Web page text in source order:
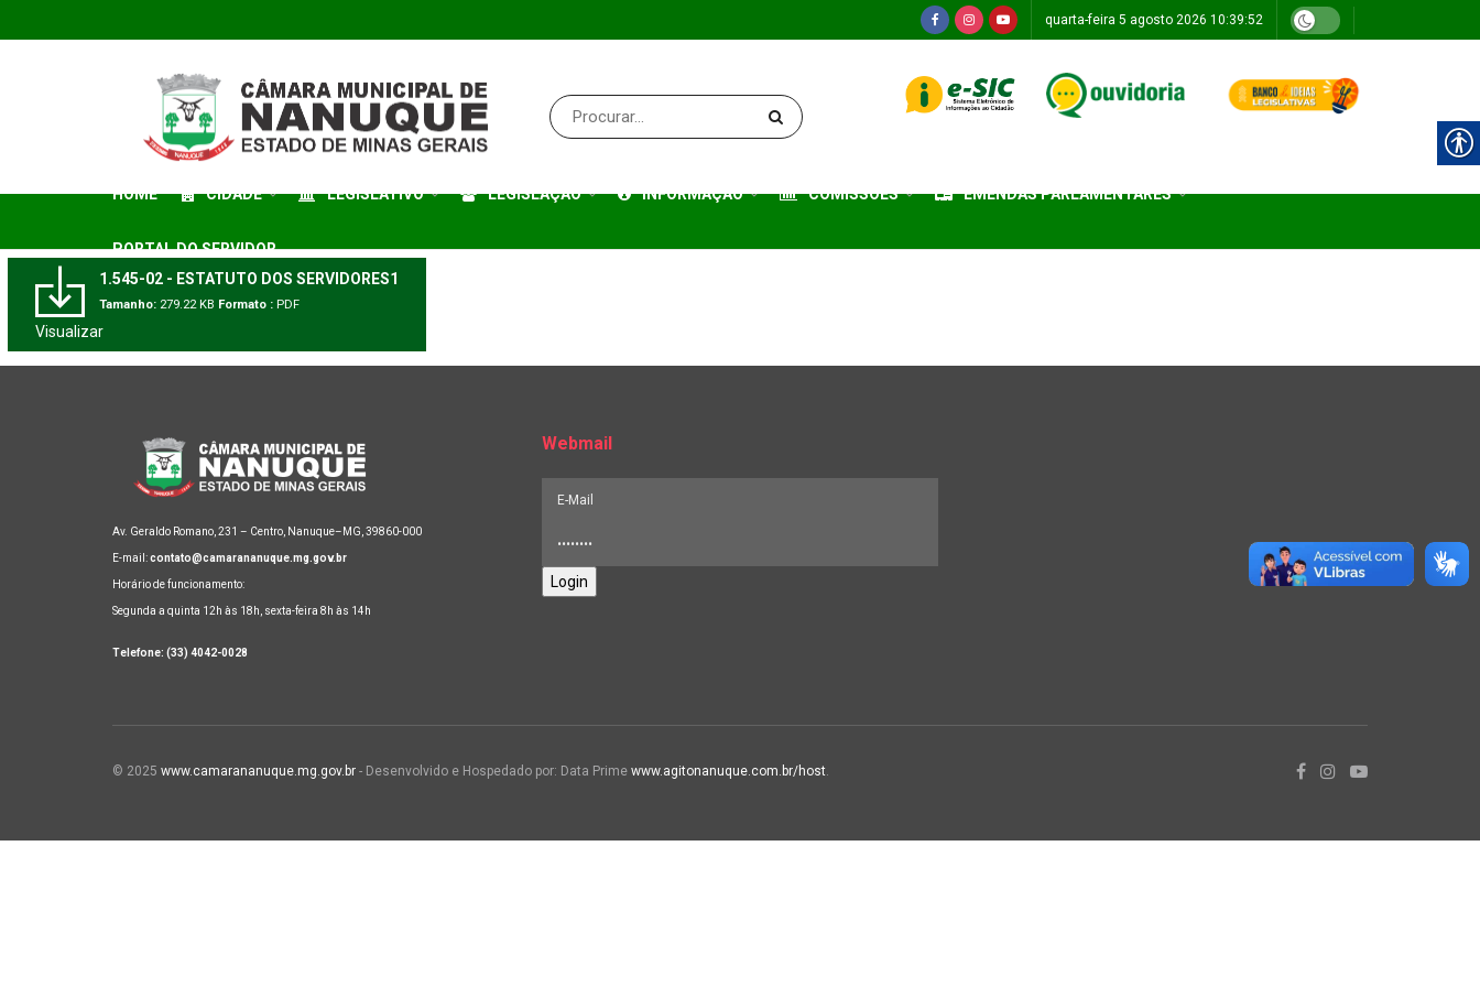
quarta-feira 5 agosto 2026 10:39:52
HOME CIDADE LEGISLATIVO LEGISLAÇÃO INFORMAÇÃO COMISSÕES EMENDAS PARLAMENTARES
PORTAL DO SERVIDOR
1.545-02 - ESTATUTO DOS SERVIDORES1
Tamanho: 279.22 KB Formato : PDF
Visualizar
Av. Geraldo Romano, 231 – Centro, Nanuque–MG, 39860-000
E-mail:contato@camarananuque.mg.gov.br
Horário de funcionamento:
Segunda a quinta 12h às 18h, sexta-feira 8h às 14h
Telefone: (33) 4042-0028
Webmail
Login
© 2025 www.camarananuque.mg.gov.br - Desenvolvido e Hospedado por: Data Prime www.agitonanuque.com.br/host.